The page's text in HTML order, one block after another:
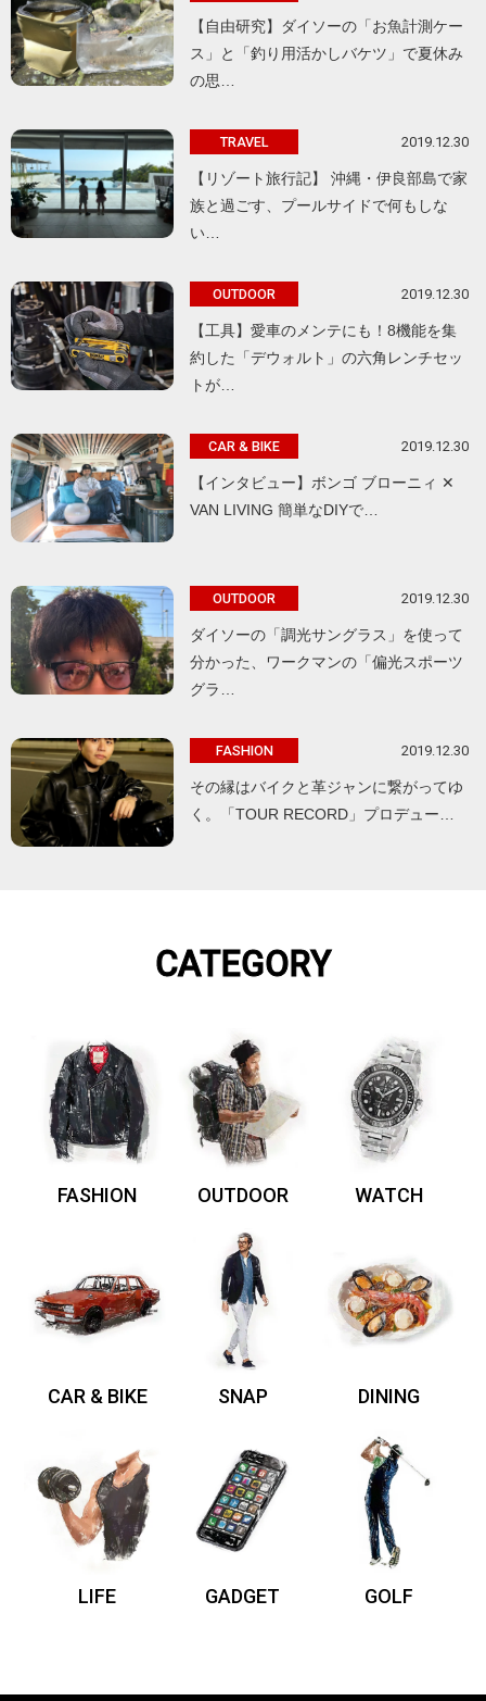
【自由研究】ダイソーの「お魚計測ケー
ス」と「釣り用活かしバケツ」で夏休み
の思…
TRAVEL 2019.12.30
【リゾート旅行記】 沖縄・伊良部島で家
族と過ごす、プールサイドで何もしな
い…
OUTDOOR 2019.12.30
【工具】愛車のメンテにも！8機能を集
約した「デウォルト」の六角レンチセッ
トが…
CAR & BIKE 2019.12.30
【インタビュー】ボンゴ ブローニィ ✕
VAN LIVING 簡単なDIYで…
OUTDOOR 2019.12.30
ダイソーの「調光サングラス」を使って
分かった、ワークマンの「偏光スポーツ
グラ…
FASHION 2019.12.30
その縁はバイクと革ジャンに繋がってゆ
く。「TOUR RECORD」プロデュー…
CATEGORY
FASHION OUTDOOR WATCH
CAR & BIKE SNAP DINING
LIFE GADGET GOLF